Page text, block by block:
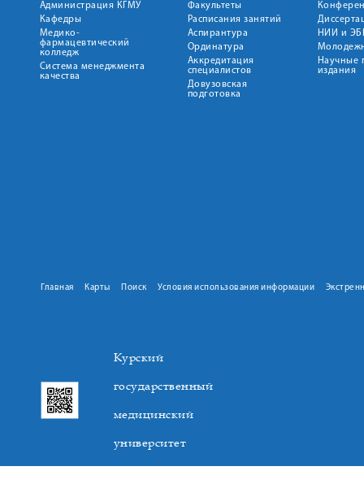
Администрация КГМУ
Кафедры
Медико-
фармацевтический
колледж
Система менеджмента
качества
Факультеты
Расписания занятий
Аспирантура
Ординатура
Аккредитация
специалистов
Довузовская
подготовка
НИИ и
Научные
издания
Главная Карты Поиск Условия использования информации
Курский
государственный
медицинский
университет